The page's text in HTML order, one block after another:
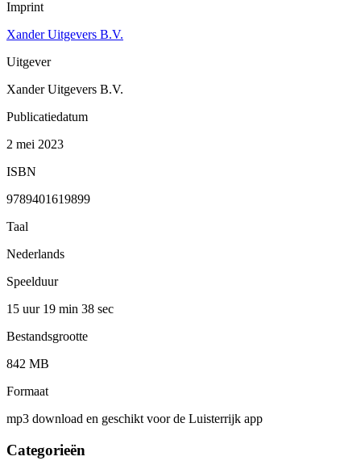
Imprint
Xander Uitgevers B.V.
Uitgever
Xander Uitgevers B.V.
Publicatiedatum
2 mei 2023
ISBN
9789401619899
Taal
Nederlands
Speelduur
15 uur 19 min 38 sec
Bestandsgrootte
842 MB
Formaat
mp3 download en geschikt voor de Luisterrijk app
Categorieën